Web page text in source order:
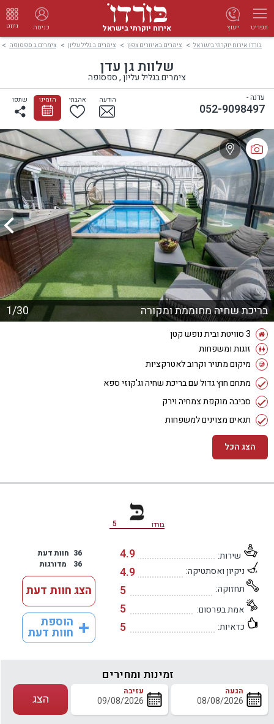
תפריט אירוח יוקרתי בישראל כניסה ניווט ייעוץ
בורדו אירוח יוקרתי בישראל צימרים באיזורים צפון צימרים ב גליל עליון צימרים ב ספסופה
שלוות גן עדן
צימרים בגליל עליון , ספסופה
שתפו הודעה אהבתי הזמינו
052-9098497
עדנה -
1/30 בריכת שחיה מחוממת ומקורה
3 סוויטת ובית נופש קטן
זוגות ומשפחות
מיקום מתויר וקרוב לאטרקציות
מתחם חוץ גדול עם בריכת שחיה וג'קוזי ספא
סביבה מוקפת צמחיה וירק
תנאים מצוינים למשפחות
הצג הכל
בורדו 5
שירות: 4.9
ניקיון ואסתטיקה: 4.9
תחזוקה: 5
אמת בפרסום: 5
כדאיות: 5
36 חוות דעת
36
מדורגות
הצג חוות דעת
הוספת
חוות דעת
זמינות ומחירים
הגעה עזיבה הצג